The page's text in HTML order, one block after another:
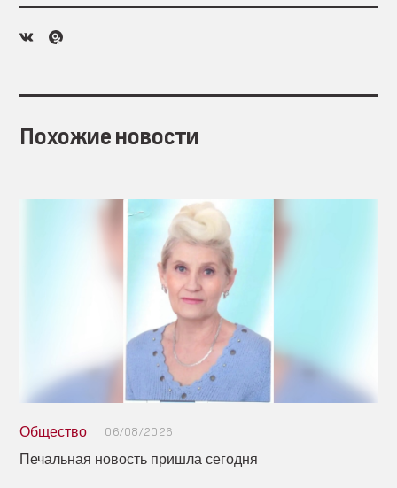
Похожие новости
Общество 06/08/2026
Печальная новость пришла сегодня